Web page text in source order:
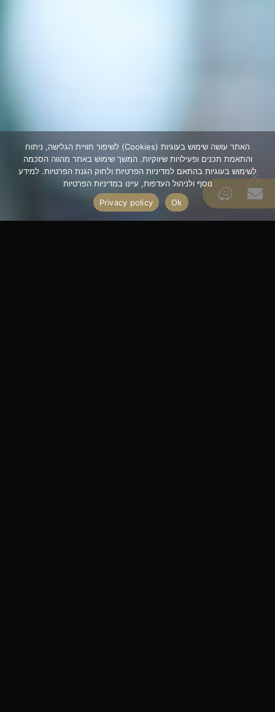
האתר עושה שימוש בעוגיות (Cookies) לשיפור חוויית הגלישה, ניתוח
והתאמת תכנים ופעילויות שיווקיות. המשך שימוש באתר מהווה הסכמה
לשימוש בעוגיות בהתאם למדיניות הפרטיות ולחוק הגנת הפרטיות. למידע
נוסף ולניהול העדפות, עיינו במדיניות הפרטיות
Ok
Privacy policy